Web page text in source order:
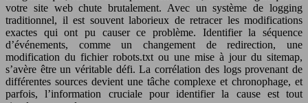
votre site web chute brutalement. Avec un système de logging
traditionnel, il est souvent laborieux de retracer les modifications
exactes qui ont pu causer ce problème. Identifier la séquence
d’événements, comme un changement de redirection, une
modification du fichier robots.txt ou une mise à jour du sitemap,
s’avère être un véritable défi. La corrélation des logs provenant de
différentes sources devient une tâche complexe et chronophage, et
parfois, l’information cruciale pour identifier la cause est tout